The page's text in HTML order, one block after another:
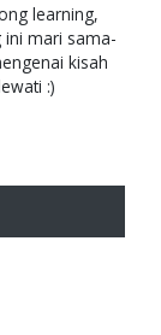
learning,
ini mari sama-
kisah
:)